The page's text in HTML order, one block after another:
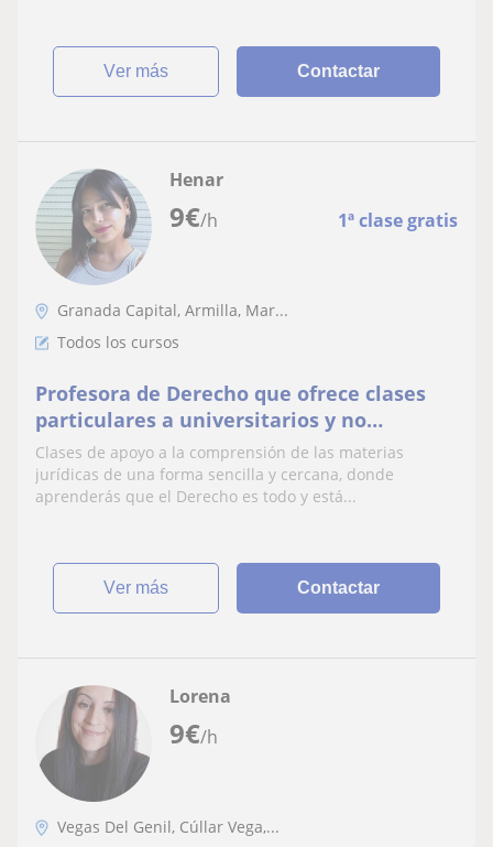
ver más Contactar
9€/h 1ª clase gratis
Henar
Granada Capital, Armilla, Mar...
Todos los cursos
Profesora de Derecho que ofrece clases
particulares a universitarios y no
universitarios
Clases de apoyo a la comprensión de las materias
jurídicas de una forma sencilla y cercana, donde
aprenderás que el Derecho es todo y está...
ver más Contactar
9€/h
Lorena
Vegas Del Genil, Cúllar Vega,...